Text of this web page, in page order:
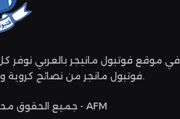
في موقع فوتبول مانيجر بالعربي نوفر
فوتبول مانجر من نصائح كروية وتكتيكات عصرية.
جميع الحقوق محفوظة © 2024 - AFM